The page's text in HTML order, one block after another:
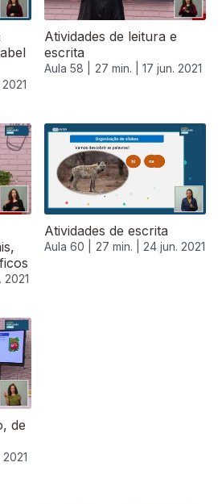
Atividades de leitura e
escrita
Aula 58 | 27 min. | 17 jun. 2021
2021
Atividades de escrita
Aula 60 | 27 min. | 24 jun. 2021
de